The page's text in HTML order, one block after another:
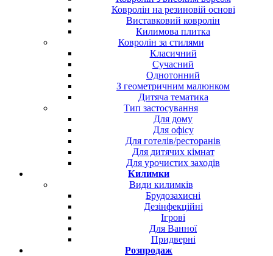
Ковролін на резиновій основі
Виставковий ковролін
Килимова плитка
Ковролін за стилями
Класичний
Сучасний
Однотонний
З геометричним малюнком
Дитяча тематика
Тип застосування
Для дому
Для офісу
Для готелів/ресторанів
Для дитячих кімнат
Для урочистих заходів
Килимки
Види килимків
Брудозахисні
Дезінфекційні
Ігрові
Для Ванної
Придверні
Розпродаж